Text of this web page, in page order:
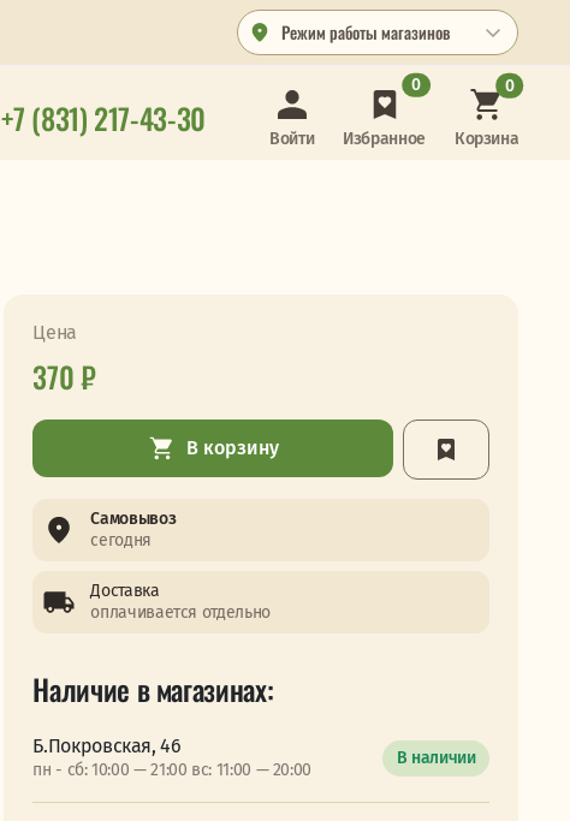
Режим работы магазинов
+7 (831) 217-43-30 Войти Избранное
0
Корзина
0
Цена
370 ₽
В корзину
Самовывоз
сегодня
Доставка
оплачивается отдельно
Наличие в магазинах:
Б.Покровская, 46
пн - сб: 10:00 — 21:00 вс: 11:00 — 20:00
В наличии